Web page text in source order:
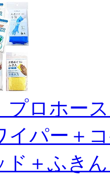
】プロホ
イパー＋
ド＋ふき